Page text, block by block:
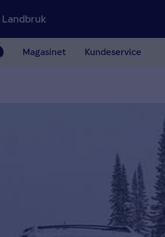
Magasinet Kundeservice
Landbruk